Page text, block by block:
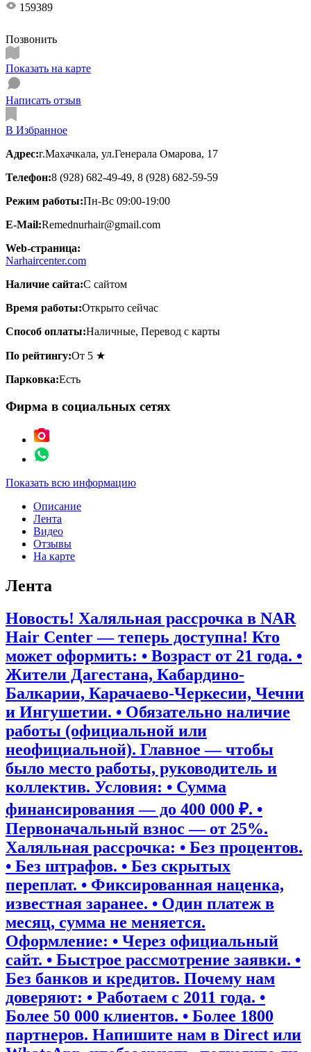
159389
Позвонить
Показать на карте
Написать отзыв
В Избранное
Адрес:г.Махачкала, ул.Генерала Омарова, 17
Телефон:8 (928) 682-49-49, 8 (928) 682-59-59
Режим работы:Пн-Вс 09:00-19:00
E-Mail:Remednurhair@gmail.com
Web-страница:
Narhaircenter.com
Наличие сайта:С сайтом
Время работы:Открыто сейчас
Способ оплаты:Наличные, Перевод с карты
По рейтингу:От 5 ★
Парковка:Есть
Фирма в социальных сетях
Показать всю информацию
Описание
Лента
Видео
Отзывы
На карте
Лента
Новость! Халяльная рассрочка в NAR
Hair Center — теперь доступна! Кто
может оформить: • Возраст от 21 года. •
Жители Дагестана, Кабардино-
Балкарии, Карачаево-Черкесии, Чечни
и Ингушетии. • Обязательно наличие
работы (официальной или
неофициальной). Главное — чтобы
было место работы, руководитель и
коллектив. Условия: • Сумма
финансирования — до 400 000 ₽. •
Первоначальный взнос — от 25%.
Халяльная рассрочка: • Без процентов.
• Без штрафов. • Без скрытых
переплат. • Фиксированная наценка,
известная заранее. • Один платеж в
месяц, сумма не меняется.
Оформление: • Через официальный
сайт. • Быстрое рассмотрение заявки. •
Без банков и кредитов. Почему нам
доверяют: • Работаем с 2011 года. •
Более 50 000 клиентов. • Более 1800
партнеров. Напишите нам в Direct или